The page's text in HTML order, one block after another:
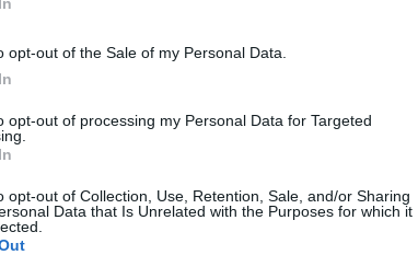
opt-out of the Sale of my Personal Data.
opt-out of processing my Personal Data for Targeted
opt-out of Collection, Use, Retention, Sale, and/or Sharing
Data that Is Unrelated with the Purposes for which it
των παιδιών περνά στα
δίκαιο το αίτημα των παιδιάτρων να
των παιδιών...